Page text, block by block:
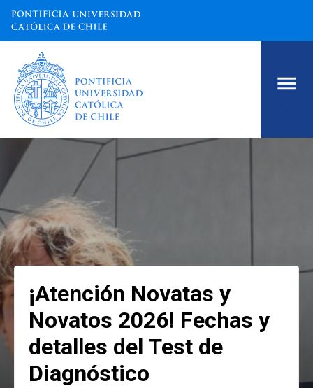
¡Atención Novatas y
Novatos 2026! Fechas y
detalles del Test de
Diagnóstico